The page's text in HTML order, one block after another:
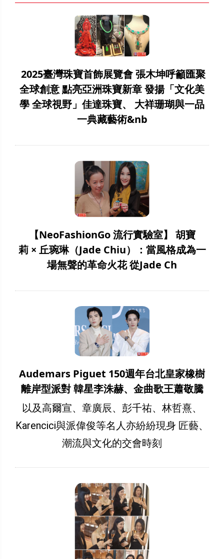
2025臺灣珠寶首飾展覽會 張木坤呼籲匯聚
全球創意 點亮亞洲珠寶新章 發揚「文化美
學 全球視野」佳達珠寶、 大祥珊瑚與一品
一典藏藝術&nb
【NeoFashionGo 流行實驗室】 胡寶
莉 × 丘琬琳（Jade Chiu）：當風格成為一
場無聲的革命火花 從Jade Ch
Audemars Piguet 150週年台北皇家橡樹
離岸型派對 韓星李洙赫、金曲歌王蕭敬騰
以及高爾宣、章廣辰、彭千祐、林哲熹、
Karencici與派偉俊等名人亦紛紛現身 匠藝、
潮流與文化的交會時刻